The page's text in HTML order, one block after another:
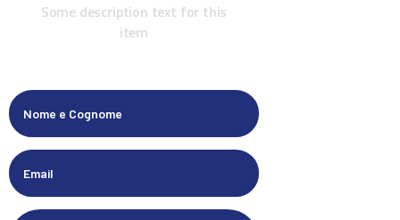
Some description text for this
item